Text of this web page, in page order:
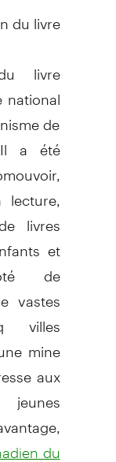
du livre
livre
national
de
Il a été
livres
et
de
vastes
villes
mine
aux
du